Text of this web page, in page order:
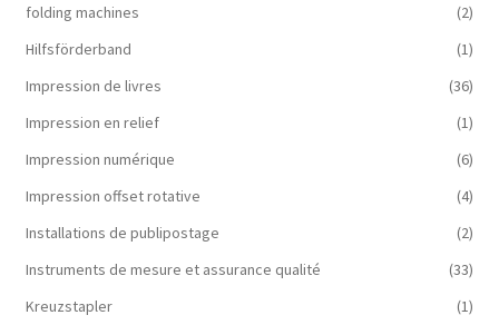
folding machines
(2)
Hilfsförderband
(1)
Impression de livres
(36)
Impression en relief
(1)
Impression numérique
(6)
Impression offset rotative
(4)
Installations de publipostage
(2)
Instruments de mesure et assurance qualité
(33)
Kreuzstapler
(1)